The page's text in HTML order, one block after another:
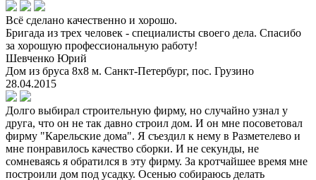
Всё сделано качественно и хорошо.
Бригада из трех человек - специалисты своего дела. Спасибо
за хорошую профессиональную работу!
Шевченко Юрий
Дом из бруса 8х8 м. Санкт-Петербург, пос. Грузино
28.04.2015
Долго выбирал строительную фирму, но случайно узнал у
друга, что он не так давно строил дом. И он мне посоветовал
фирму "Карельские дома". Я съездил к нему в Разметелево и
мне понравилось качество сборки. И не секунды, не
сомневаясь я обратился в эту фирму. За кротчайшее время мне
построили дом под усадку. Осенью собираюсь делать